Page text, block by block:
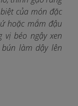
của món đặc
hoặc mắm đậu
vị béo ngậy xen
làm dậy lên